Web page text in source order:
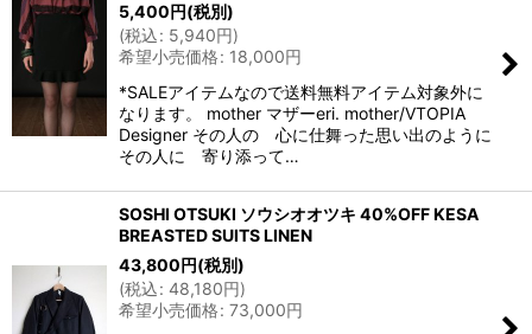
5,400円(税別)
(税込: 5,940円)
希望小売価格: 18,000円
*SALEアイテムなので送料無料アイテム対象外に
なります。 mother マザーeri. mother/VTOPIA
Designer その人の 心に仕舞った思い出のように
その人に 寄り添って…
SOSHI OTSUKI ソウシオオツキ 40%OFF KESA
BREASTED SUITS LINEN
43,800円(税別)
(税込: 48,180円)
希望小売価格: 73,000円